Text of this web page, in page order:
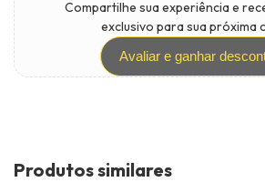
Compartilhe sua experiência e
exclusivo para sua próxima
Avaliar e ganhar
Produtos similares